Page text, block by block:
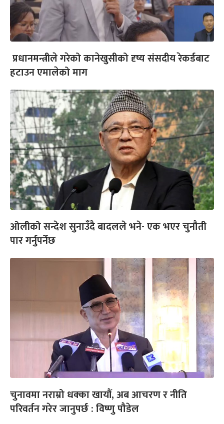
प्रधानमन्त्रीले गरेको कानेखुसीको दृष्य संसदीय रेकर्डबाट
हटाउन एमालेको माग
ओलीको सन्देश सुनाउँदै बादलले भने- एक भएर चुनौती
पार गर्नुपर्नेछ
चुनावमा नराम्रो धक्का खायौं, अब आचरण र नीति
परिवर्तन गरेर जानुपर्छ : विष्णु पौडेल